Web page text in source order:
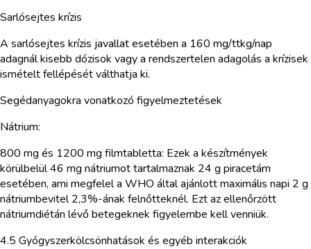
Sarlósejtes krízis
A sarlósejtes krízis javallat esetében a 160 mg/ttkg/nap
adagnál kisebb dózisok vagy a rendszertelen adagolás a krízisek
ismételt fellépését válthatja ki.
Segédanyagokra vonatkozó figyelmeztetések
Nátrium:
800 mg és 1200 mg filmtabletta: Ezek a készítmények
körülbelül 46 mg nátriumot tartalmaznak 24 g piracetám
esetében, ami megfelel a WHO által ajánlott maximális napi 2 g
nátriumbevitel 2,3%-ának felnőtteknél. Ezt az ellenőrzött
nátriumdiétán lévő betegeknek figyelembe kell venniük.
4.5 Gyógyszerkölcsönhatások és egyéb interakciók